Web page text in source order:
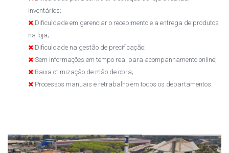
inventários;
Dificuldade em gerenciar o recebimento e a entrega de produtos
na loja;
Dificuldade na gestão de precificação;
Sem informações em tempo real para acompanhamento online;
Baixa otimização de mão de obra;
Processos manuais e retrabalho em todos os departamentos.